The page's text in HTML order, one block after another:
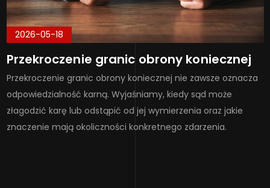
2026-05-18
Przekroczenie granic obrony koniecznej
Przekroczenie granic obrony koniecznej nie zawsze oznacza
odpowiedzialność karną. Wyjaśniamy, kiedy sąd może
złagodzić karę lub odstąpić od jej wymierzenia oraz jakie
znaczenie mają okoliczności konkretnego zdarzenia.